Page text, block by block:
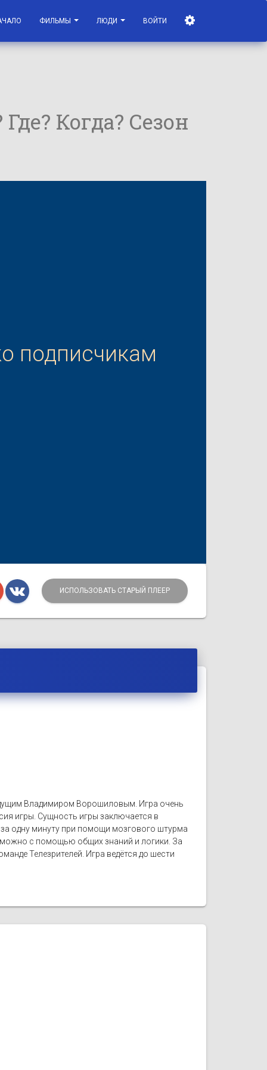
ФИЛЬМЫ ЛЮДИ ВОЙТИ
Когда? Сезон
подписчикам
ИСПОЛЬЗОВАТЬ СТАРЫЙ ПЛЕЕР
Владимиром Ворошиловым. Игра очень
игры. Сущность игры заключается в
одну минуту при помощи мозгового штурма
можно с помощью общих знаний и логики. За
Телезрителей. Игра ведётся до шести